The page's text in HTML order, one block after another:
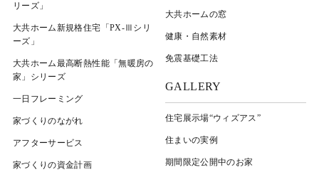
リーズ」
大共ホーム新規格住宅「PX-Ⅲシリ
ーズ」
大共ホーム最高断熱性能「無暖房の
家」シリーズ
一日フレーミング
家づくりのながれ
アフターサービス
家づくりの資金計画
大共ホームの窓
健康・自然素材
免震基礎工法
GALLERY
住宅展示場“ウィズアス”
住まいの実例
期間限定公開中のお家